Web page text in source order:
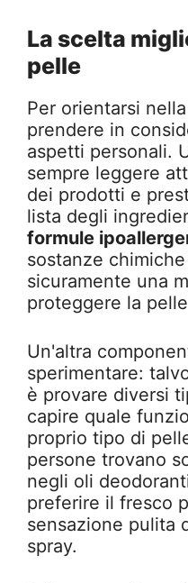
La scelta
pelle
Per orientarsi
prendere in
aspetti personali.
sempre leggere
dei prodotti e
lista degli
formule
sostanze
sicuramente una
proteggere la
Un'altra
sperimentare:
è provare diversi
capire quale
proprio tipo di
persone trovano
negli oli
preferire il fresco
sensazione pulita
spray.